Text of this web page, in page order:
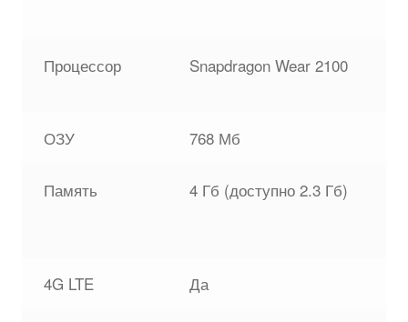
Процессор Snapdragon Wear 2100
ОЗУ 768 Мб
Память 4 Гб (доступно 2.3 Гб)
4G LTE Да